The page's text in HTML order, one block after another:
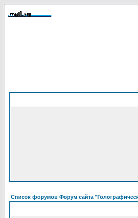
Список форумов Форум сайта